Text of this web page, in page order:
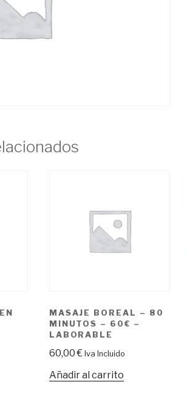
MASAJE BOREAL – 80
MINUTOS – 60€ –
LABORABLE
60,00€ Iva Incluido
Añadir al carrito